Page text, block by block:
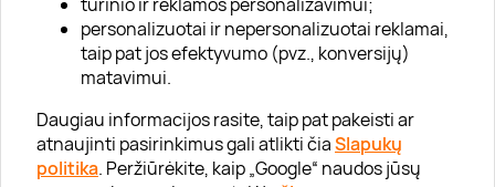
personalizuotai ir nepersonalizuotai reklamai,
taip pat jos efektyvumo (pvz., konversijų)
matavimui.
Daugiau informacijos rasite, taip pat pakeisti ar
atnaujinti pasirinkimus gali atlikti čiaSlapukų
politika. Peržiūrėkite, kaip „Google“ naudos jūsų
Kontaktai
Tinklaraštis
Informacija